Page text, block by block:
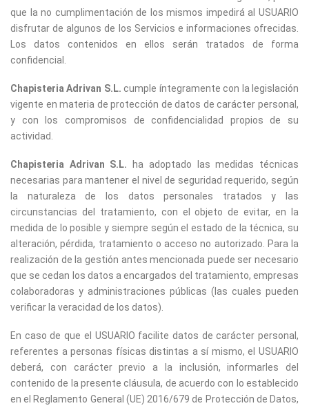
que la no cumplimentación de los mismos impedirá al USUARIO
disfrutar de algunos de los Servicios e informaciones ofrecidas.
Los datos contenidos en ellos serán tratados de forma
confidencial.
Chapisteria Adrivan S.L. cumple íntegramente con la legislación
vigente en materia de protección de datos de carácter personal,
y con los compromisos de confidencialidad propios de su
actividad.
Chapisteria Adrivan S.L. ha adoptado las medidas técnicas
necesarias para mantener el nivel de seguridad requerido, según
la naturaleza de los datos personales tratados y las
circunstancias del tratamiento, con el objeto de evitar, en la
medida de lo posible y siempre según el estado de la técnica, su
alteración, pérdida, tratamiento o acceso no autorizado. Para la
realización de la gestión antes mencionada puede ser necesario
que se cedan los datos a encargados del tratamiento, empresas
colaboradoras y administraciones públicas (las cuales pueden
verificar la veracidad de los datos).
En caso de que el USUARIO facilite datos de carácter personal,
referentes a personas físicas distintas a sí mismo, el USUARIO
deberá, con carácter previo a la inclusión, informarles del
contenido de la presente cláusula, de acuerdo con lo establecido
en el Reglamento General (UE) 2016/679 de Protección de Datos,